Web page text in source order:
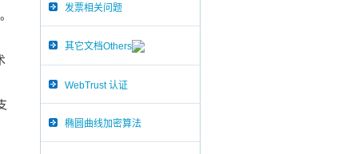
发票相关问题
其它文档Others
WebTrust 认证
椭圆曲线加密算法